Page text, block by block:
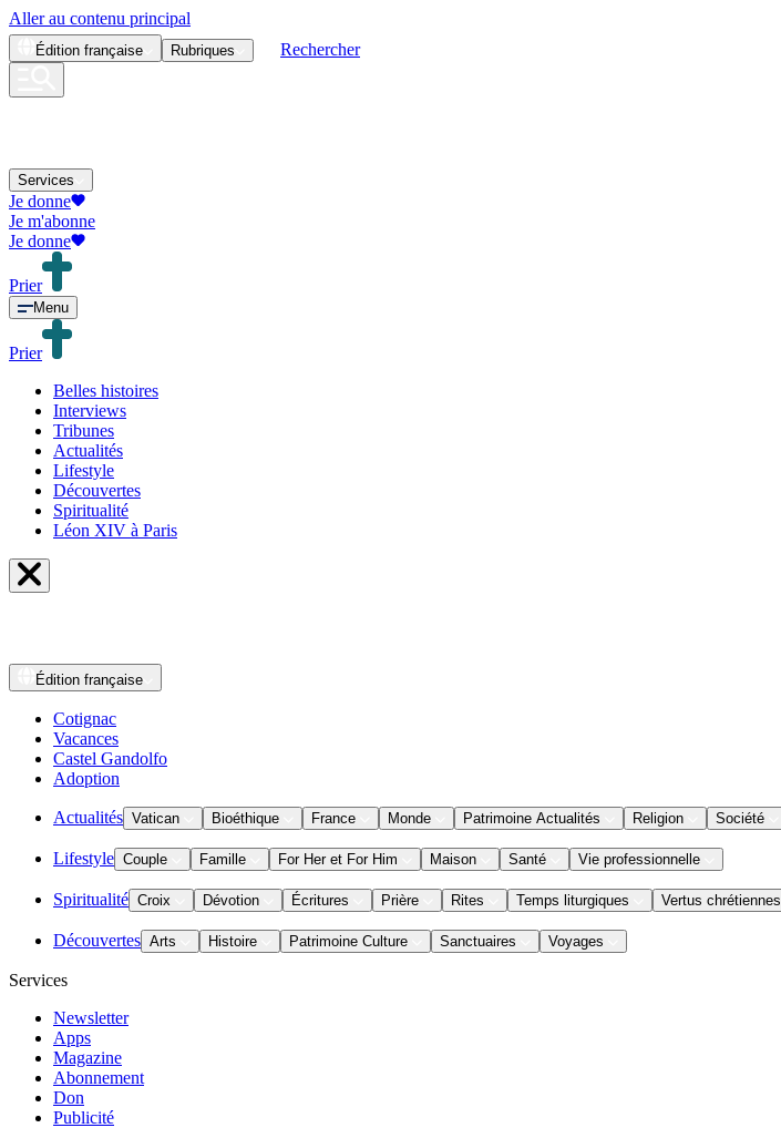
Aller au contenu principal
Édition française Rubriques Rechercher
Services
Je donne
Je m'abonne
Je donne
Prier
Menu
Prier
Belles histoires
Interviews
Tribunes
Actualités
Lifestyle
Découvertes
Spiritualité
Léon XIV à Paris
Édition française
Cotignac
Vacances
Castel Gandolfo
Adoption
Actualités Vatican Bioéthique France Monde Patrimoine Actualités Religion Société
Lifestyle Couple Famille For Her et For Him Maison Santé Vie professionnelle
Spiritualité Croix Dévotion Écritures Prière Rites Temps liturgiques Vertus chrétiennes
Découvertes Arts Histoire Patrimoine Culture Sanctuaires Voyages
Services
Newsletter
Apps
Magazine
Abonnement
Don
Publicité